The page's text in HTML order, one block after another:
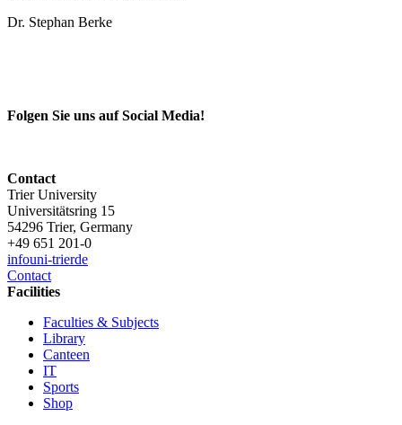
Dr. Stephan Berke
Folgen Sie uns auf Social Media!
Contact
Trier University
Universitätsring 15
54296 Trier, Germany
+49 651 201-0
infouni-trierde
Contact
Facilities
Faculties & Subjects
Library
Canteen
IT
Sports
Shop